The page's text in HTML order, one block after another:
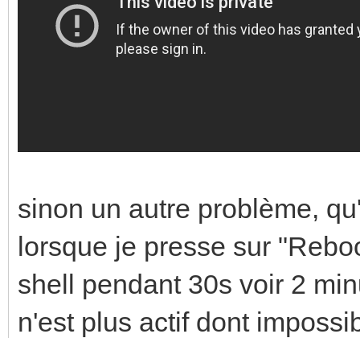
sinon un autre problème,
lorsque je presse sur
shell pendant 30s voir 2
n'est plus actif dont